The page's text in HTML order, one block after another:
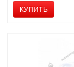
КУПИТЬ